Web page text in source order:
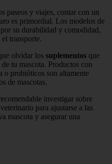
paseos y viajes, contar con un
es primordial. Los modelos de
su durabilidad y comodidad,
transporte.
olvidar los suplementos que
tu mascota. Productos con
o probióticos son altamente
de mascotas.
investigar sobre
para ajustarse a las
mascota y asegurar una